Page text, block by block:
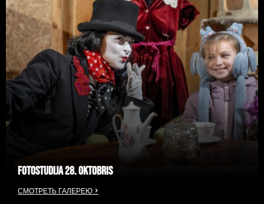
FOTOSTUDIJA 28. OKTOBRIS
СМОТРЕТЬ ГАЛЕРЕЮ >